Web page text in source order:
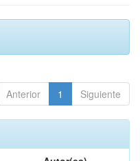
Anterior 1 Siguiente